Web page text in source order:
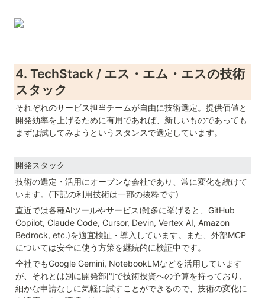
4. TechStack / エス・エム・エスの技術
スタック
それぞれのサービス担当チームが自由に技術選定。提供価値と
開発効率を上げるために有用であれば、新しいものであっても
まずは試してみようというスタンスで選定しています。
開発スタック
技術の選定・活用にオープンな会社であり、常に変化を続けて
います。(下記の利用技術は一部の抜粋です)
直近では各種AIツールやサービス(雑多に挙げると、GitHub
Copilot, Claude Code, Cursor, Devin, Vertex AI, Amazon
Bedrock, etc.)を適宜検証・導入しています。また、外部MCP
については安全に使う方策を継続的に検証中です。
全社でもGoogle Gemini, NotebookLMなどを活用しています
が、それとは別に開発部門で技術投資への予算を持っており、
細かな申請なしに気軽に試すことができるので、技術の変化に